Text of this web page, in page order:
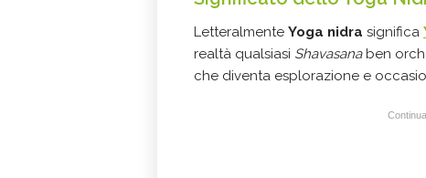
Letteralmente Yoga nidra significa
realtà qualsiasi Shavasanaben
che diventa esplorazione e